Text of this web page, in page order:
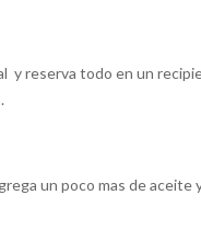
y reserva todo en un
un poco mas de aceite